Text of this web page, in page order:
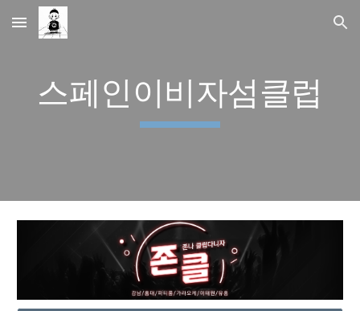
Skip to main content Skip to navigation
스페인이비자섬클럽